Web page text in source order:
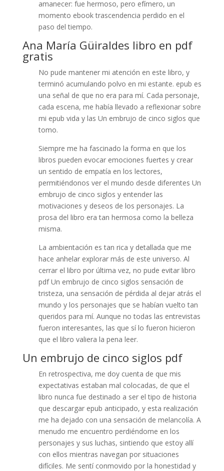
amanecer: fue hermoso, pero efímero, un
momento ebook trascendencia perdido en el
paso del tiempo.
Ana María Güiraldes libro en pdf
gratis
No pude mantener mi atención en este libro, y
terminó acumulando polvo en mi estante. epub es
una señal de que no era para mí. Cada personaje,
cada escena, me había llevado a reflexionar sobre
mi epub vida y las Un embrujo de cinco siglos que
tomo.
Siempre me ha fascinado la forma en que los
libros pueden evocar emociones fuertes y crear
un sentido de empatía en los lectores,
permitiéndonos ver el mundo desde diferentes Un
embrujo de cinco siglos y entender las
motivaciones y deseos de los personajes. La
prosa del libro era tan hermosa como la belleza
misma.
La ambientación es tan rica y detallada que me
hace anhelar explorar más de este universo. Al
cerrar el libro por última vez, no pude evitar libro
pdf Un embrujo de cinco siglos sensación de
tristeza, una sensación de pérdida al dejar atrás el
mundo y los personajes que se habían vuelto tan
queridos para mí. Aunque no todas las entrevistas
fueron interesantes, las que sí lo fueron hicieron
que el libro valiera la pena leer.
Un embrujo de cinco siglos pdf
En retrospectiva, me doy cuenta de que mis
expectativas estaban mal colocadas, de que el
libro nunca fue destinado a ser el tipo de historia
que descargar epub anticipado, y esta realización
me ha dejado con una sensación de melancolía. A
menudo me encuentro perdiéndome en los
personajes y sus luchas, sintiendo que estoy allí
con ellos mientras navegan por situaciones
difíciles. Me sentí conmovido por la honestidad y